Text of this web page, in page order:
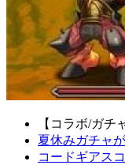
【コラボ/ガチ
夏休みガチャ
コードギアス